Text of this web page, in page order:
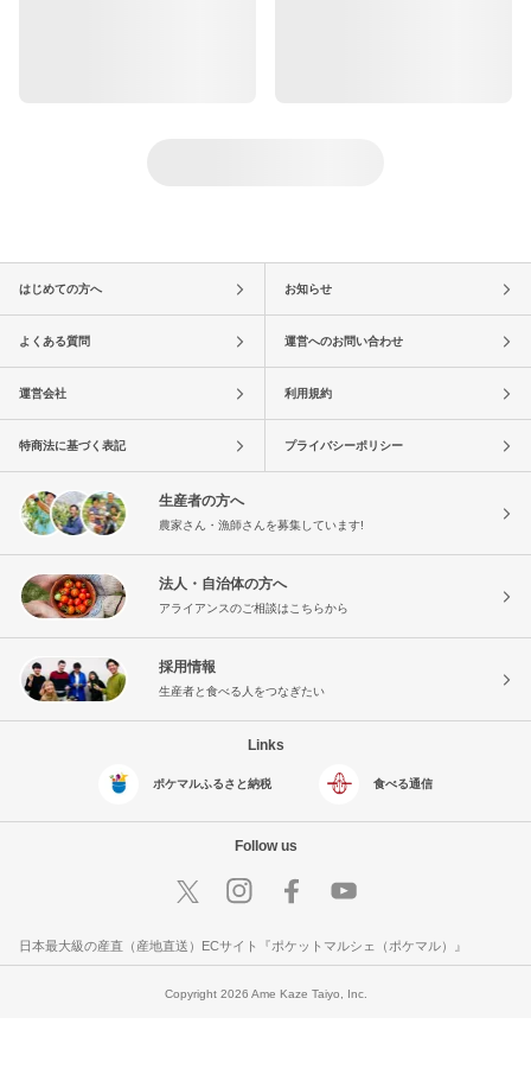
はじめての方へ お知らせ
よくある質問 運営へのお問い合わせ
運営会社 利用規約
特商法に基づく表記 プライバシーポリシー
生産者の方へ
農家さん・漁師さんを募集しています!
法人・自治体の方へ
アライアンスのご相談はこちらから
採用情報
生産者と食べる人をつなぎたい
Links
ポケマルふるさと納税 食べる通信
Follow us
日本最大級の産直（産地直送）ECサイト『ポケットマルシェ（ポケマル）』
Copyright 2026 Ame Kaze Taiyo, Inc.